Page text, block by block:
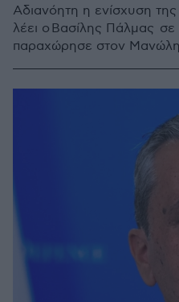
Αδιανόητη η ενίσχυση
λέει ο Βασίλης Πάλμας
παραχώρησε στον